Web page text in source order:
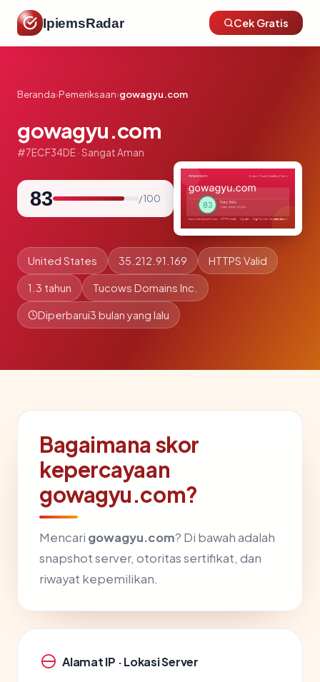
IpiemsRadar Cek Gratis
Beranda›Pemeriksaan›gowagyu.com
gowagyu.com
#7ECF34DE · Sangat Aman
83 / 100
United States 35.212.91.169 HTTPS Valid
1.3 tahun Tucows Domains Inc.
Diperbarui3 bulan yang lalu
Bagaimana skor
kepercayaan
gowagyu.com?
Mencari gowagyu.com? Di bawah adalah
snapshot server, otoritas sertifikat, dan
riwayat kepemilikan.
Alamat IP · Lokasi Server